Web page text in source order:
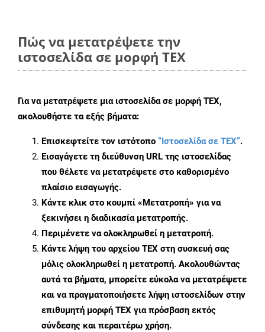
Πώς να μετατρέψετε την
ιστοσελίδα σε μορφή TEX
Για να μετατρέψετε μια ιστοσελίδα σε μορφή TEX,
ακολουθήστε τα εξής βήματα:
Επισκεφτείτε τον ιστότοπο “Ιστοσελίδα σε TEX”.
Εισαγάγετε τη διεύθυνση URL της ιστοσελίδας
που θέλετε να μετατρέψετε στο καθορισμένο
πλαίσιο εισαγωγής.
Κάντε κλικ στο κουμπί «Μετατροπή» για να
ξεκινήσει η διαδικασία μετατροπής.
Περιμένετε να ολοκληρωθεί η μετατροπή.
Κάντε λήψη του αρχείου TEX στη συσκευή σας
μόλις ολοκληρωθεί η μετατροπή. Ακολουθώντας
αυτά τα βήματα, μπορείτε εύκολα να μετατρέψετε
και να πραγματοποιήσετε λήψη ιστοσελίδων στην
επιθυμητή μορφή TEX για πρόσβαση εκτός
σύνδεσης και περαιτέρω χρήση.